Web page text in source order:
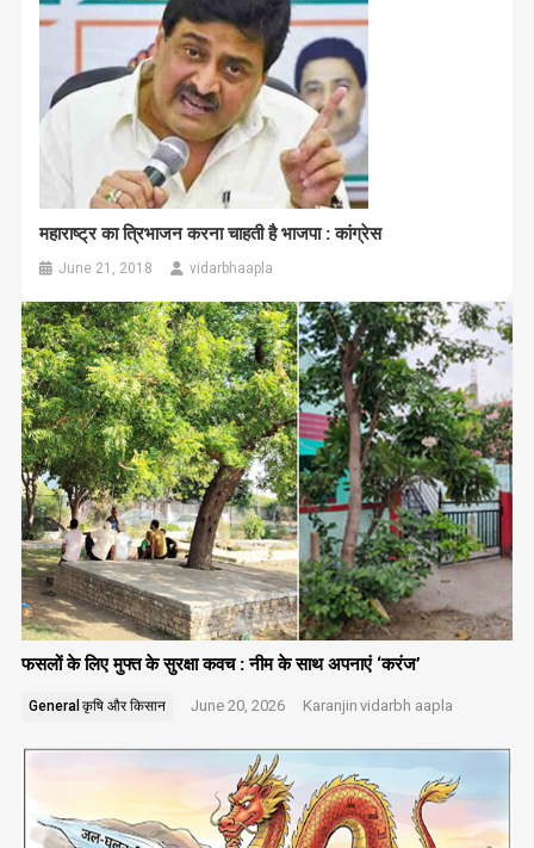
महाराष्ट्र का त्रिभाजन करना चाहती है भाजपा : कांग्रेस
June 21, 2018 vidarbhaapla
फसलों के लिए मुफ्त के सुरक्षा कवच : नीम के साथ अपनाएं ‘करंज’
General कृषि और किसान June 20, 2026 Karanjin vidarbh aapla